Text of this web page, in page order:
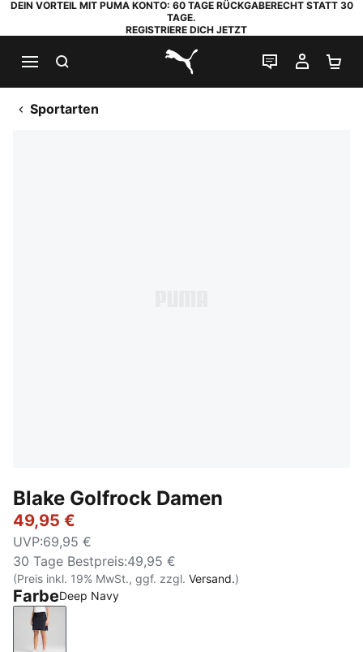
DEIN VORTEIL MIT PUMA KONTO: 60 TAGE RÜCKGABERECHT STATT 30
TAGE.
REGISTRIERE DICH JETZT
PUMA.com
LIVE-CHAT
MEIN
Sportarten
Blake Golfrock Damen
49,95 €
UVP:69,95 €
30 Tage Bestpreis:49,95 €
(Preis inkl. 19% MwSt., ggf. zzgl. Versand.)
FarbeDeep Navy
Deep Navy